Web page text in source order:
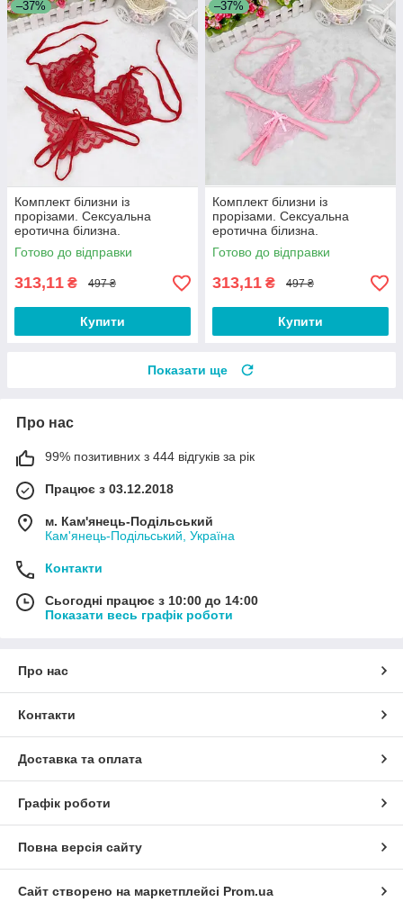
–37%
Комплект білизни із
прорізами. Сексуальна
еротична білизна.
Мереживний бюстгальтер і
трусики стрінги Червоний
Готово до відправки
313,11 ₴ 497 ₴
Купити
–37%
Комплект білизни із
прорізами. Сексуальна
еротична білизна.
Мереживний бюстгальтер і
трусики стрінги Рожевий
Готово до відправки
313,11 ₴ 497 ₴
Купити
Показати ще
Про нас
99% позитивних з 444 відгуків за рік
Працює з 03.12.2018
м. Кам'янець-Подільський
Кам'янець-Подільський, Україна
Контакти
Сьогодні працює з 10:00 до 14:00
Показати весь графік роботи
Про нас
Контакти
Доставка та оплата
Графік роботи
Повна версія сайту
Сайт створено на маркетплейсі Prom.ua